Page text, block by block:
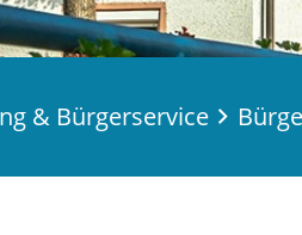
& Bürgerservice